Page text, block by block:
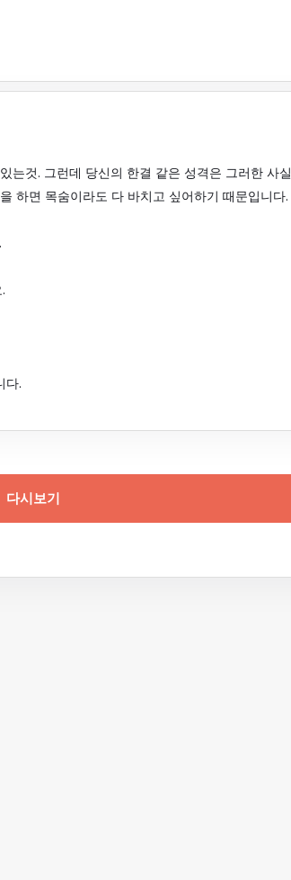
는것. 그런데 당신의 한결 같은 성격은 그러한 사실
하면 목숨이라도 다 바치고 싶어하기 때문입니다.
다.
다시보기